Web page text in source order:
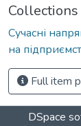
Collections
Сучасні
на
Full item
DSpace